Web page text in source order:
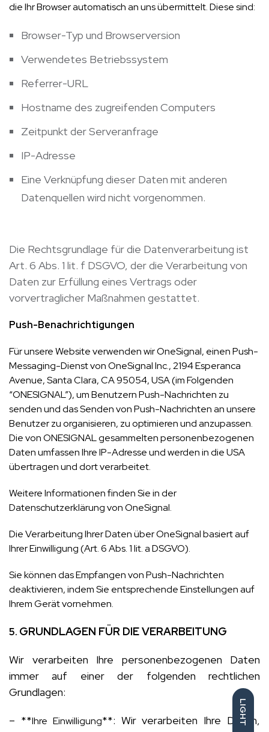
LIGHT
die Ihr Browser automatisch an uns übermittelt. Diese sind:
Browser-Typ und Browserversion
Verwendetes Betriebssystem
Referrer-URL
Hostname des zugreifenden Computers
Zeitpunkt der Serveranfrage
IP-Adresse
Eine Verknüpfung dieser Daten mit anderen
Datenquellen wird nicht vorgenommen.
Die Rechtsgrundlage für die Datenverarbeitung ist
Art. 6 Abs. 1 lit. f DSGVO, der die Verarbeitung von
Daten zur Erfüllung eines Vertrags oder
vorvertraglicher Maßnahmen gestattet.
Push-Benachrichtigungen
Für unsere Website verwenden wir OneSignal, einen Push-
Messaging-Dienst von OneSignal Inc., 2194 Esperanca
Avenue, Santa Clara, CA 95054, USA (im Folgenden
“ONESIGNAL”), um Benutzern Push-Nachrichten zu
senden und das Senden von Push-Nachrichten an unsere
Benutzer zu organisieren, zu optimieren und anzupassen.
Die von ONESIGNAL gesammelten personenbezogenen
Daten umfassen Ihre IP-Adresse und werden in die USA
übertragen und dort verarbeitet.
Weitere Informationen finden Sie in der
Datenschutzerklärung von OneSignal.
Die Verarbeitung Ihrer Daten über OneSignal basiert auf
Ihrer Einwilligung (Art. 6 Abs. 1 lit. a DSGVO).
Sie können das Empfangen von Push-Nachrichten
deaktivieren, indem Sie entsprechende Einstellungen auf
Ihrem Gerät vornehmen.
5. GRUNDLAGEN FÜR DIE VERARBEITUNG
Wir verarbeiten Ihre personenbezogenen Daten
immer auf einer der folgenden rechtlichen
Grundlagen:
– **Ihre Einwilligung**: Wir verarbeiten Ihre Daten,